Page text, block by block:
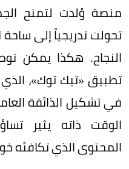
منصة وُلدت لتمنح
تحولت تدريجياً إلى
النجاح. هكذا يمكن
تطبيق «تيك توك»، الذي
في تشكيل الذائقة
الوقت ذاته يثير
المحتوى الذي تكافئه